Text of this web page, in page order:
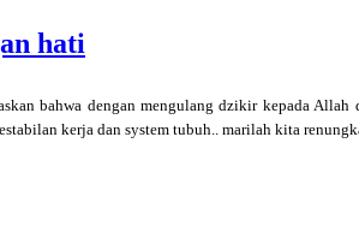
hati
bahwa dengan mengulang dzikir kepada Allah
kerja dan system tubuh.. marilah kita